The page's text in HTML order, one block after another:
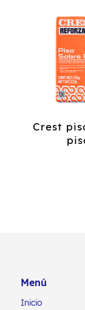
Crest
Menú
Inicio